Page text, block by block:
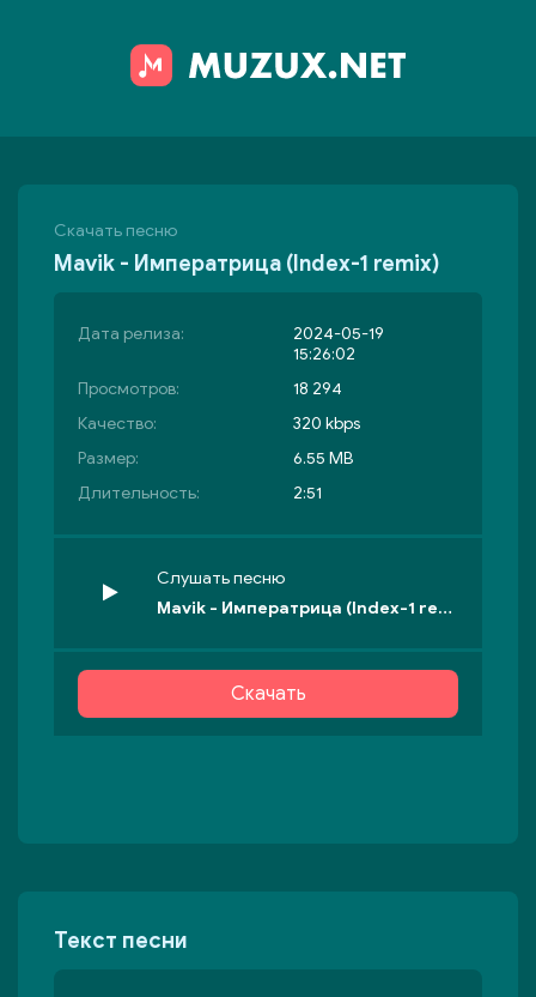
Скачать песню
Mavik - Императрица (Index-1 remix)
Дата релиза:
2024-05-19
15:26:02
Просмотров:
18 294
Качество:
320 kbps
Размер:
6.55 MB
Длительность:
2:51
Слушать песню
Mavik - Императрица (Index-1 remix)
Скачать
Текст песни